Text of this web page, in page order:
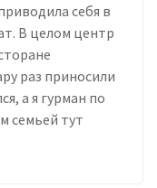
себя в
В целом центр
раз приносили
а я гурман по
семьей тут